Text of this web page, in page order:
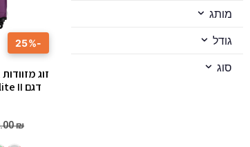
מותג
גודל
סוג
-25%
זוג
₪